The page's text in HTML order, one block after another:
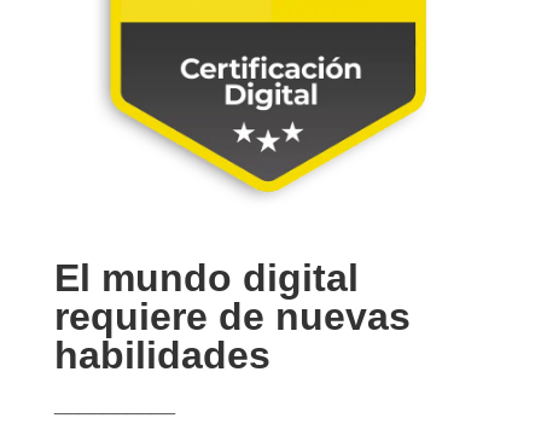
El mundo digital
requiere de nuevas
habilidades